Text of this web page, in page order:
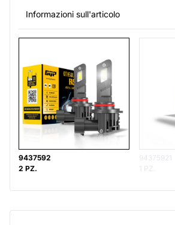
Informazioni sull'articolo
9437592
2 PZ.
94375921
1 PZ.